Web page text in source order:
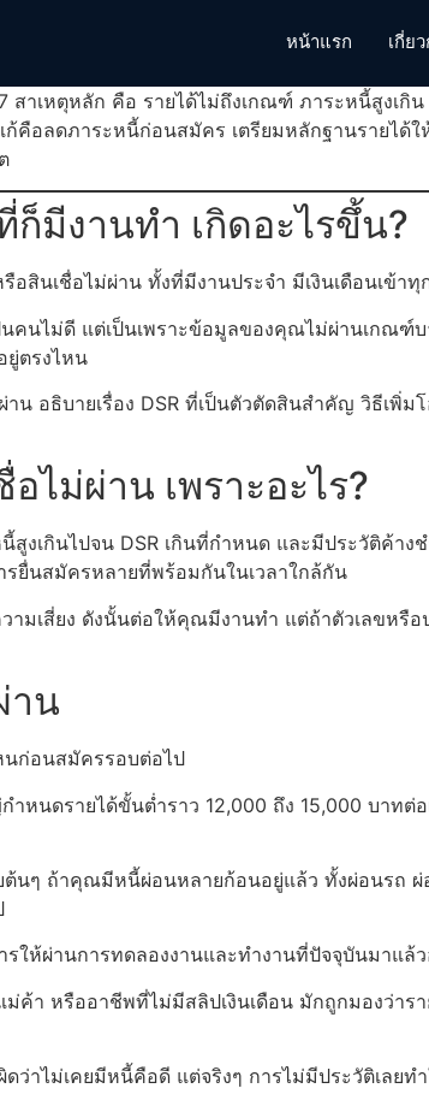
หน้าแรก เกี่ย
สาเหตุหลัก คือ รายได้ไม่ถึงเกณฑ์ ภาระหนี้สูงเกิ
อลดภาระหนี้ก่อนสมัคร เตรียมหลักฐานรายได้
มีงานทำ เกิดอะไรขึ้น?
อสินเชื่อไม่ผ่าน ทั้งที่มีงานประจำ มีเงินเดือนเข้า
นไม่ดี แต่เป็นเพราะข้อมูลของคุณไม่ผ่านเกณฑ์บ
ยู่ตรงไหน
อธิบายเรื่อง DSR ที่เป็นตัวตัดสินสำคัญ วิธีเพิ่
ไม่ผ่าน เพราะอะไร?
งเกินไปจน DSR เกินที่กำหนด และมีประวัติค้าง
ยื่นสมัครหลายที่พร้อมกันในเวลาใกล้กัน
มเสี่ยง ดังนั้นต่อให้คุณมีงานทำ แต่ถ้าตัวเลขหรือ
าน
นก่อนสมัครรอบต่อไป
ำหนดรายได้ขั้นต่ำราว 12,000 ถึง 15,000 บาท
นๆ ถ้าคุณมีหนี้ผ่อนหลายก้อนอยู่แล้ว ทั้งผ่อนรถ ผ่
ให้ผ่านการทดลองงานและทำงานที่ปัจจุบันมาแล้
ค้า หรืออาชีพที่ไม่มีสลิปเงินเดือน มักถูกมองว่าร
ดว่าไม่เคยมีหนี้คือดี แต่จริงๆ การไม่มีประวัติเลย